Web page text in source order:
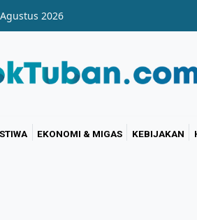
2026
EKONOMI & MIGAS KEBIJAKAN